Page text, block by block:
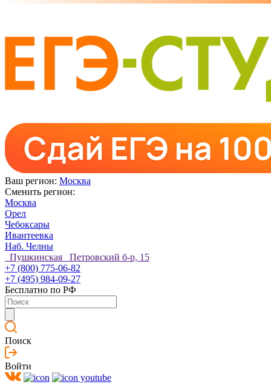
Ваш регион: Москва
Сменить регион:
Москва
Орел
Чебоксары
Ивантеевка
Наб. Челны
Пушкинская Петровский б-р, 15
+7 (800) 775-06-82
+7 (495) 984-09-27
Бесплатно по РФ
Поиск
Войти